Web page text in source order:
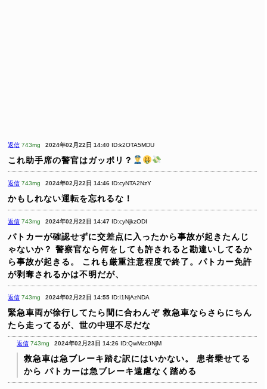
返信 743mg 2024年02月22日 14:40 ID:k2OTA5MDU
これ助手席の警官はガッポリ？
返信 743mg 2024年02月22日 14:46 ID:cyNTA2NzY
かもしれない運転を忘れるな！
返信 743mg 2024年02月22日 14:47 ID:cyNjkzODI
パトカーが確認せずに交差点に入ったから事故が起きたんじ
ゃないか？ 警察官なら何をしても許されると勘違いしてるか
ら事故が起きる。
これも厳重注意程度で終了。パトカー免許
が剥奪されるかは不明だが、
返信 743mg 2024年02月22日 14:55 ID:I1NjAzNDA
緊急車両が徐行してたら間に合わんぞ 救急車ならさらにちん
たら走ってるが、世の中理不尽だな
返信 743mg 2024年02月23日 14:26 ID:QwMzc0NjM
救急車は急ブレーキ踏む訳にはいかない。
患者乗せてる
から パトカーは急ブレーキ遠慮なく踏める